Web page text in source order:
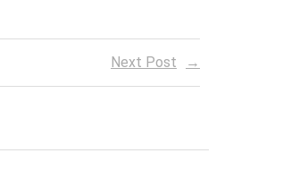
Next Post